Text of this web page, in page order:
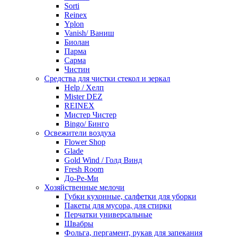
Sorti
Reinex
Yplon
Vanish/ Ваниш
Биолан
Парма
Сарма
Чистин
Средства для чистки стекол и зеркал
Help / Хелп
Mister DEZ
REINEX
Мистер Чистер
Bingo/ Бинго
Освежители воздуха
Flower Shop
Glade
Gold Wind / Голд Винд
Fresh Room
До-Ре-Ми
Хозяйственные мелочи
Губки кухонные, салфетки для уборки
Пакеты для мусора, для стирки
Перчатки универсальные
Швабры
Фольга, пергамент, рукав для запекания